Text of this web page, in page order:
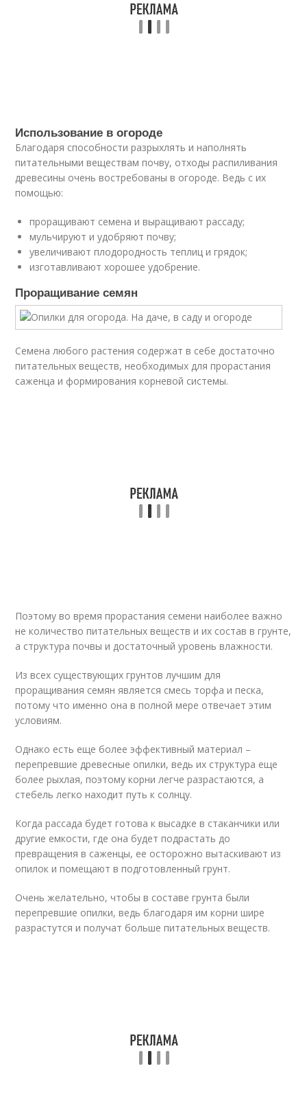
Использование в огороде
Благодаря способности разрыхлять и наполнять
питательными веществам почву, отходы распиливания
древесины очень востребованы в огороде. Ведь с их
помощью:
проращивают семена и выращивают рассаду;
мульчируют и удобряют почву;
увеличивают плодородность теплиц и грядок;
изготавливают хорошее удобрение.
Проращивание семян
Семена любого растения содержат в себе достаточно
питательных веществ, необходимых для прорастания
саженца и формирования корневой системы.
Поэтому во время прорастания семени наиболее важно
не количество питательных веществ и их состав в грунте,
а структура почвы и достаточный уровень влажности.
Из всех существующих грунтов лучшим для
проращивания семян является смесь торфа и песка,
потому что именно она в полной мере отвечает этим
условиям.
Однако есть еще более эффективный материал –
перепревшие древесные опилки, ведь их структура еще
более рыхлая, поэтому корни легче разрастаются, а
стебель легко находит путь к солнцу.
Когда рассада будет готова к высадке в стаканчики или
другие емкости, где она будет подрастать до
превращения в саженцы, ее осторожно вытаскивают из
опилок и помещают в подготовленный грунт.
Очень желательно, чтобы в составе грунта были
перепревшие опилки, ведь благодаря им корни шире
разрастутся и получат больше питательных веществ.